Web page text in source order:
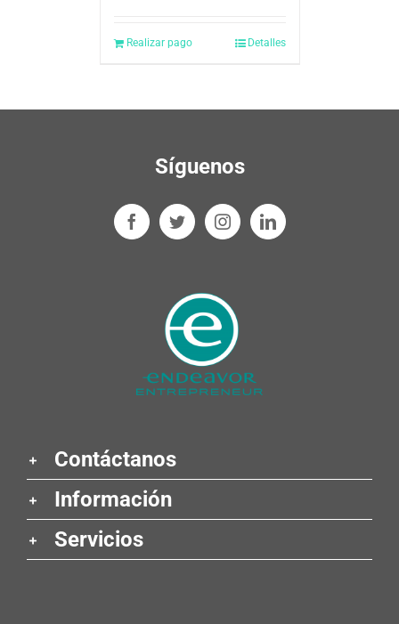
Realizar pago Detalles
Síguenos
Contáctanos
Información
Servicios